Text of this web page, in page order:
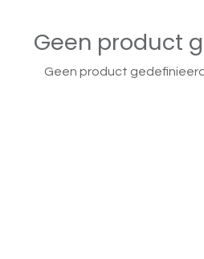
Geen product
Geen product